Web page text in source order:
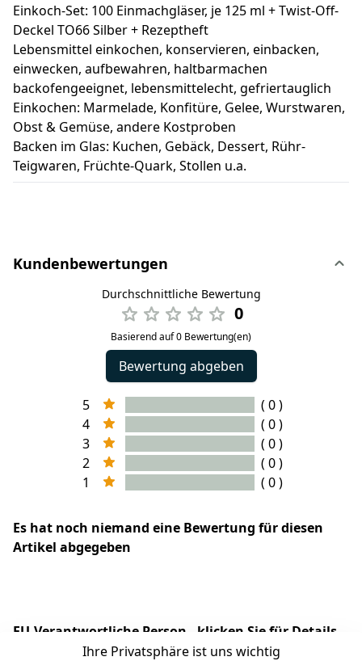
Einkoch-Set: 100 Einmachgläser, je 125 ml + Twist-Off-
Deckel TO66 Silber + Rezeptheft
Lebensmittel einkochen, konservieren, einbacken,
einwecken, aufbewahren, haltbarmachen
backofengeeignet, lebensmittelecht, gefriertauglich
Einkochen: Marmelade, Konfitüre, Gelee, Wurstwaren,
Obst & Gemüse, andere Kostproben
Backen im Glas: Kuchen, Gebäck, Dessert, Rühr-
Teigwaren, Früchte-Quark, Stollen u.a.
Kundenbewertungen
Durchschnittliche Bewertung
0
Basierend auf 0 Bewertung(en)
Bewertung abgeben
5
( 0 )
4
( 0 )
3
( 0 )
2
( 0 )
1
( 0 )
Es hat noch niemand eine Bewertung für diesen
Artikel abgegeben
EU-Verantwortliche Person - klicken Sie für Details
Ihre Privatsphäre ist uns wichtig